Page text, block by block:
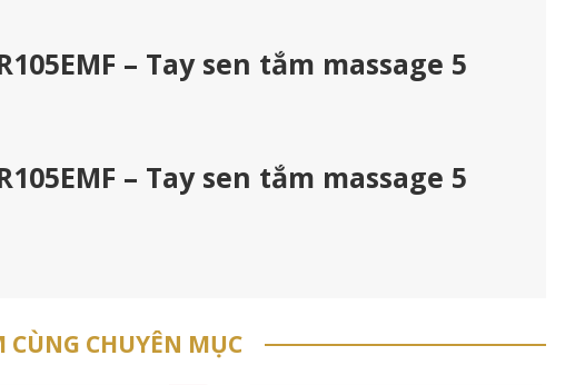
– Tay sen tắm massage 5
– Tay sen tắm massage 5
CÙNG CHUYÊN MỤC